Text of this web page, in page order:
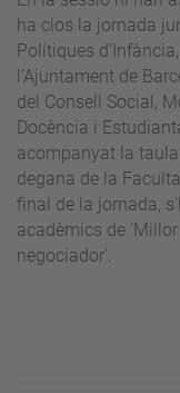
ha clos la jornada
Polítiques
l’Ajuntament de
del Consell Social,
Docència i
acompanyat la
degana de la
final de la jornada,
acadèmics de
negociador'.